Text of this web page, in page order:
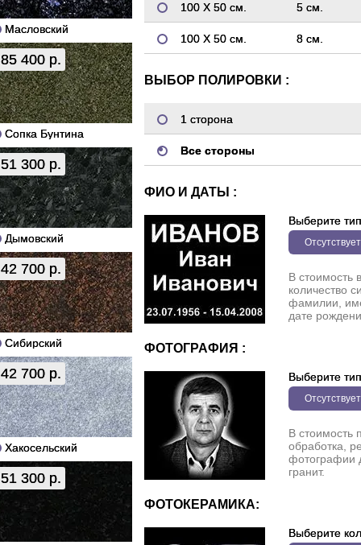
Масловский
85 400 р.
Сопка Бунтина
51 300 р.
Дымовский
42 700 р.
Сибирский
42 700 р.
Хакосельский
51 300 р.
100 Х 50 см. 5 см.
100 Х 50 см. 8 см.
ВЫБОР ПОЛИРОВКИ :
1 сторона
Все стороны
ФИО И ДАТЫ :
Выберите тип
Отсутствует
В стоимость
количество
фамилии,
дате
ФОТОГРАФИЯ :
Выберите тип
Отсутствует
В стоимость
обработка,
фотографии
гранит.
ФОТОКЕРАМИКА:
Выберите